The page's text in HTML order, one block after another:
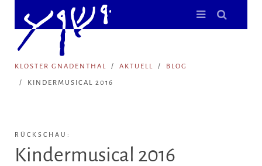
KLOSTER GNADENTHAL AKTUELL BLOG
KINDERMUSICAL 2016
RÜCKSCHAU:
Kindermusical 2016